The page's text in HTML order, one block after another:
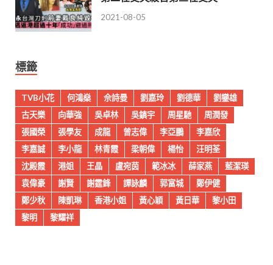
2021-08-05
標籤
TVB小花 何鴻燊 佘詩曼 劉嘉玲 劉德華
劉鑾雄
古天樂
向華強 吳卓林 吳鎮宇 周星馳
周潤發
張國榮
張學友 成龍 曾志偉 李亞鵬
李嘉欣
李嘉誠
李小龍 林青霞 梁朝偉 楊怡
汪明荃
沈殿霞
港姐 王晶 盧宛茵 範冰冰 薛家燕
藍潔瑛
袁偉豪
謝賢 謝霆鋒 譚詠麟 郭富城
鄭伊健
鄭少秋
陳凱琳 香港小姐 黃心穎 黃日華
黎小田
黎明
黎耀祥